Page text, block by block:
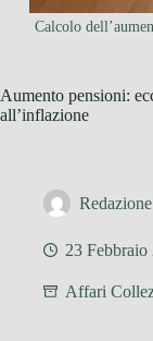
Calcolo
Aumento pensioni:
all’inflazione
23 Febbraio
Affari